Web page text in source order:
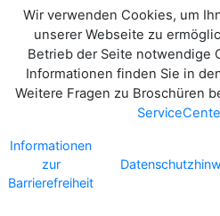
Wir verwenden Cookies, um
unserer Webseite zu
Betrieb der Seite notwendige
Informationen finden Sie in
Weitere Fragen zu Broschüren
Informationen
zur
Barrierefreiheit